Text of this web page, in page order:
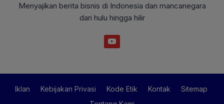
Menyajikan berita bisnis di Indonesia dan mancanegara
dari hulu hingga hilir
Iklan Kebijakan Privasi Kode Etik Kontak
Sitemap